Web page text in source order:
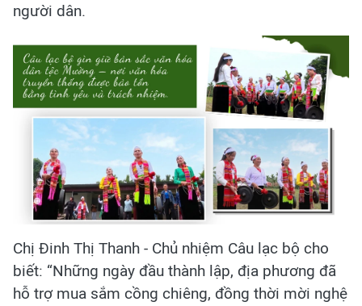
người dân.
Chị Đinh Thị Thanh - Chủ nhiệm Câu lạc bộ cho
biết: “Những ngày đầu thành lập, địa phương đã
hỗ trợ mua sắm cồng chiêng, đồng thời mời nghệ